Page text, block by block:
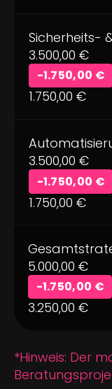
Sicherheits-
3.500,00 €
-1.750,00 €
1.750,00 €
3.500,00 €
-1.750,00 €
1.750,00 €
5.000,00 €
-1.750,00 €
3.250,00 €
*Hinweis: Der